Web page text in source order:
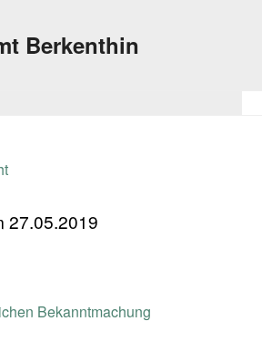
Berkenthin
27.05.2019
Bekanntmachung